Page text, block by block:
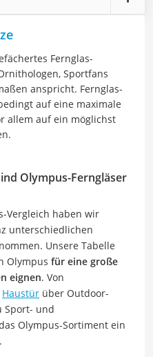
Fernglas-
Sportfans
anspricht. Fernglas-
auf eine maximale
allem auf ein möglichst
Olympus-Ferngläser
Vergleich haben wir
unterschiedlichen
Unsere Tabelle
Olympus für eine große
eignen. Von
Haustür über Outdoor-
Sport- und
Olympus-Sortiment ein